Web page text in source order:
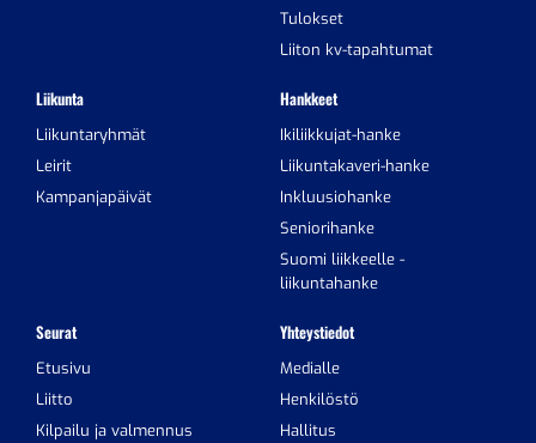
Tulokset
Liiton kv-tapahtumat
Liikunta
Liikuntaryhmät
Leirit
Kampanjapäivät
Hankkeet
Ikiliikkujat-hanke
Liikuntakaveri-hanke
Inkluusiohanke
Seniorihanke
Suomi liikkeelle -
liikuntahanke
Seurat
Etusivu
Liitto
Kilpailu ja valmennus
Yhteystiedot
Medialle
Henkilöstö
Hallitus